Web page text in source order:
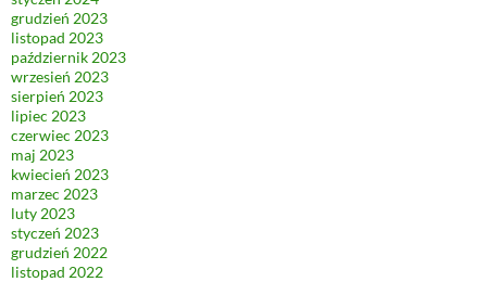
grudzień 2023
listopad 2023
październik 2023
wrzesień 2023
sierpień 2023
lipiec 2023
czerwiec 2023
maj 2023
kwiecień 2023
marzec 2023
luty 2023
styczeń 2023
grudzień 2022
listopad 2022